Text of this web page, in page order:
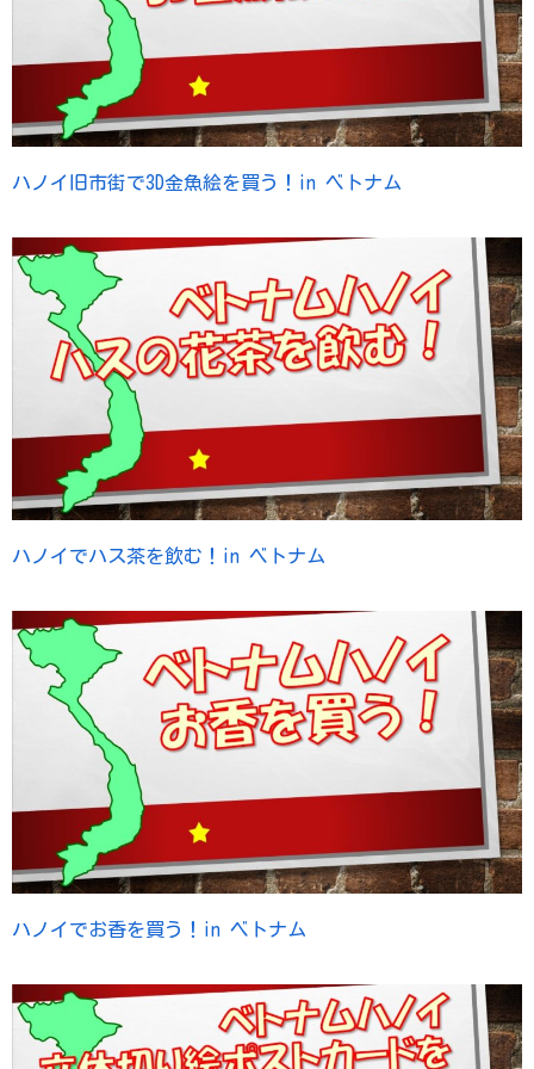
ハノイ旧市街で3D金魚絵を買う！in ベトナム
ハノイでハス茶を飲む！in ベトナム
ハノイでお香を買う！in ベトナム